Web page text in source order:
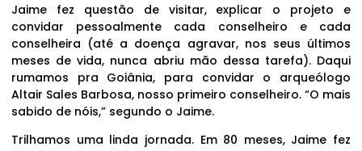
Jaime fez questão de visitar, explicar o projeto e
convidar pessoalmente cada conselheiro e cada
conselheira (até a doença agravar, nos seus últimos
meses de vida, nunca abriu mão dessa tarefa). Daqui
rumamos pra Goiânia, para convidar o arqueólogo
Altair Sales Barbosa, nosso primeiro conselheiro. “O mais
sabido de nóis,” segundo o Jaime.
Trilhamos uma linda jornada. Em 80 meses, Jaime fez